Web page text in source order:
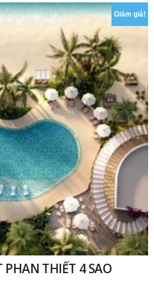
₫1,500,000.00.
Giảm giá!
PHAN THIẾT 4 SAO